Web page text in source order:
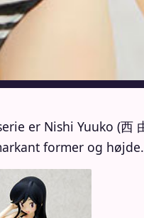
er Nishi Yuuko (西
former og højde.